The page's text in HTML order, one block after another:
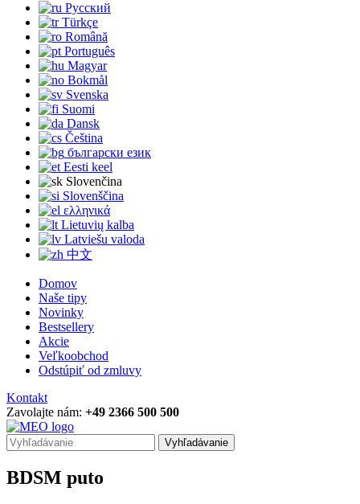
Русский
Türkçe
Română
Português
Magyar
Bokmål
Svenska
Suomi
Dansk
Čeština
български език
Eesti keel
Slovenčina
Slovenščina
ελληνικά
Lietuvių kalba
Latviešu valoda
中文
Domov
Naše tipy
Novinky
Bestsellery
Akcie
Veľkoobchod
Odstúpiť od zmluvy
Kontakt
Zavolajte nám: +49 2366 500 500
Vyhľadávanie
BDSM puto